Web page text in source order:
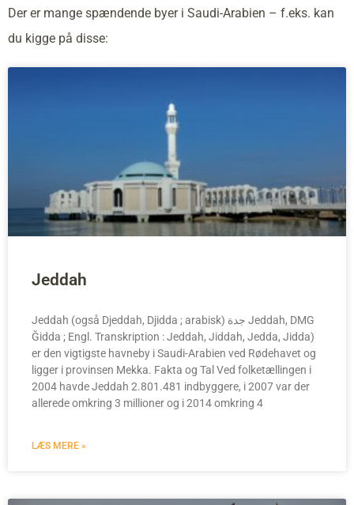
Der er mange spændende byer i Saudi-Arabien – f.eks. kan
du kigge på disse:
Jeddah
Jeddah (også Djeddah, Djidda ; arabisk) جدة Jeddah, DMG
Ğidda ; Engl. Transkription : Jeddah, Jiddah, Jedda, Jidda)
er den vigtigste havneby i Saudi-Arabien ved Rødehavet og
ligger i provinsen Mekka. Fakta og Tal Ved folketællingen i
2004 havde Jeddah 2.801.481 indbyggere, i 2007 var der
allerede omkring 3 millioner og i 2014 omkring 4
LÆS MERE »